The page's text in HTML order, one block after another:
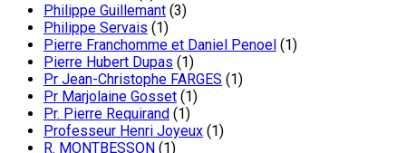
Philippe Guillemant (3)
Philippe Servais (1)
Pierre Franchomme et Daniel Penoel (1)
Pierre Hubert Dupas (1)
Pr Jean-Christophe FARGES (1)
Pr Marjolaine Gosset (1)
Pr. Pierre Requirand (1)
Professeur Henri Joyeux (1)
R. MONTBESSON (1)